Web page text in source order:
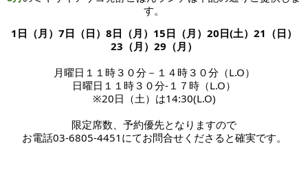
す。
1日（月）7日（日）8日（月）15日（月）20日(土）21（日）
23（月）29（月）
月曜日１１時３０分－１４時３０分（L.O）
日曜日１１時３０分-１７時 （L.O）
※20日（土）は14:30(L.O)
限定席数、予約優先となりますので
お電話03-6805-4451にてお問合せくださると確実です。